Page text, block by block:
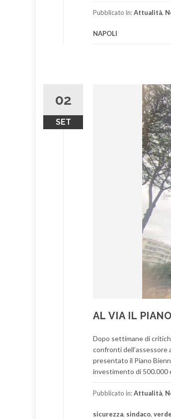
Pubblicato in:Attualità,
NAPOLI
02
SET
AL VIA IL
Dopo settimane di
confronti dell’assessore
presentato il Piano
investimento di 500.000
Pubblicato in:Attualità,
sicurezza, sindaco,